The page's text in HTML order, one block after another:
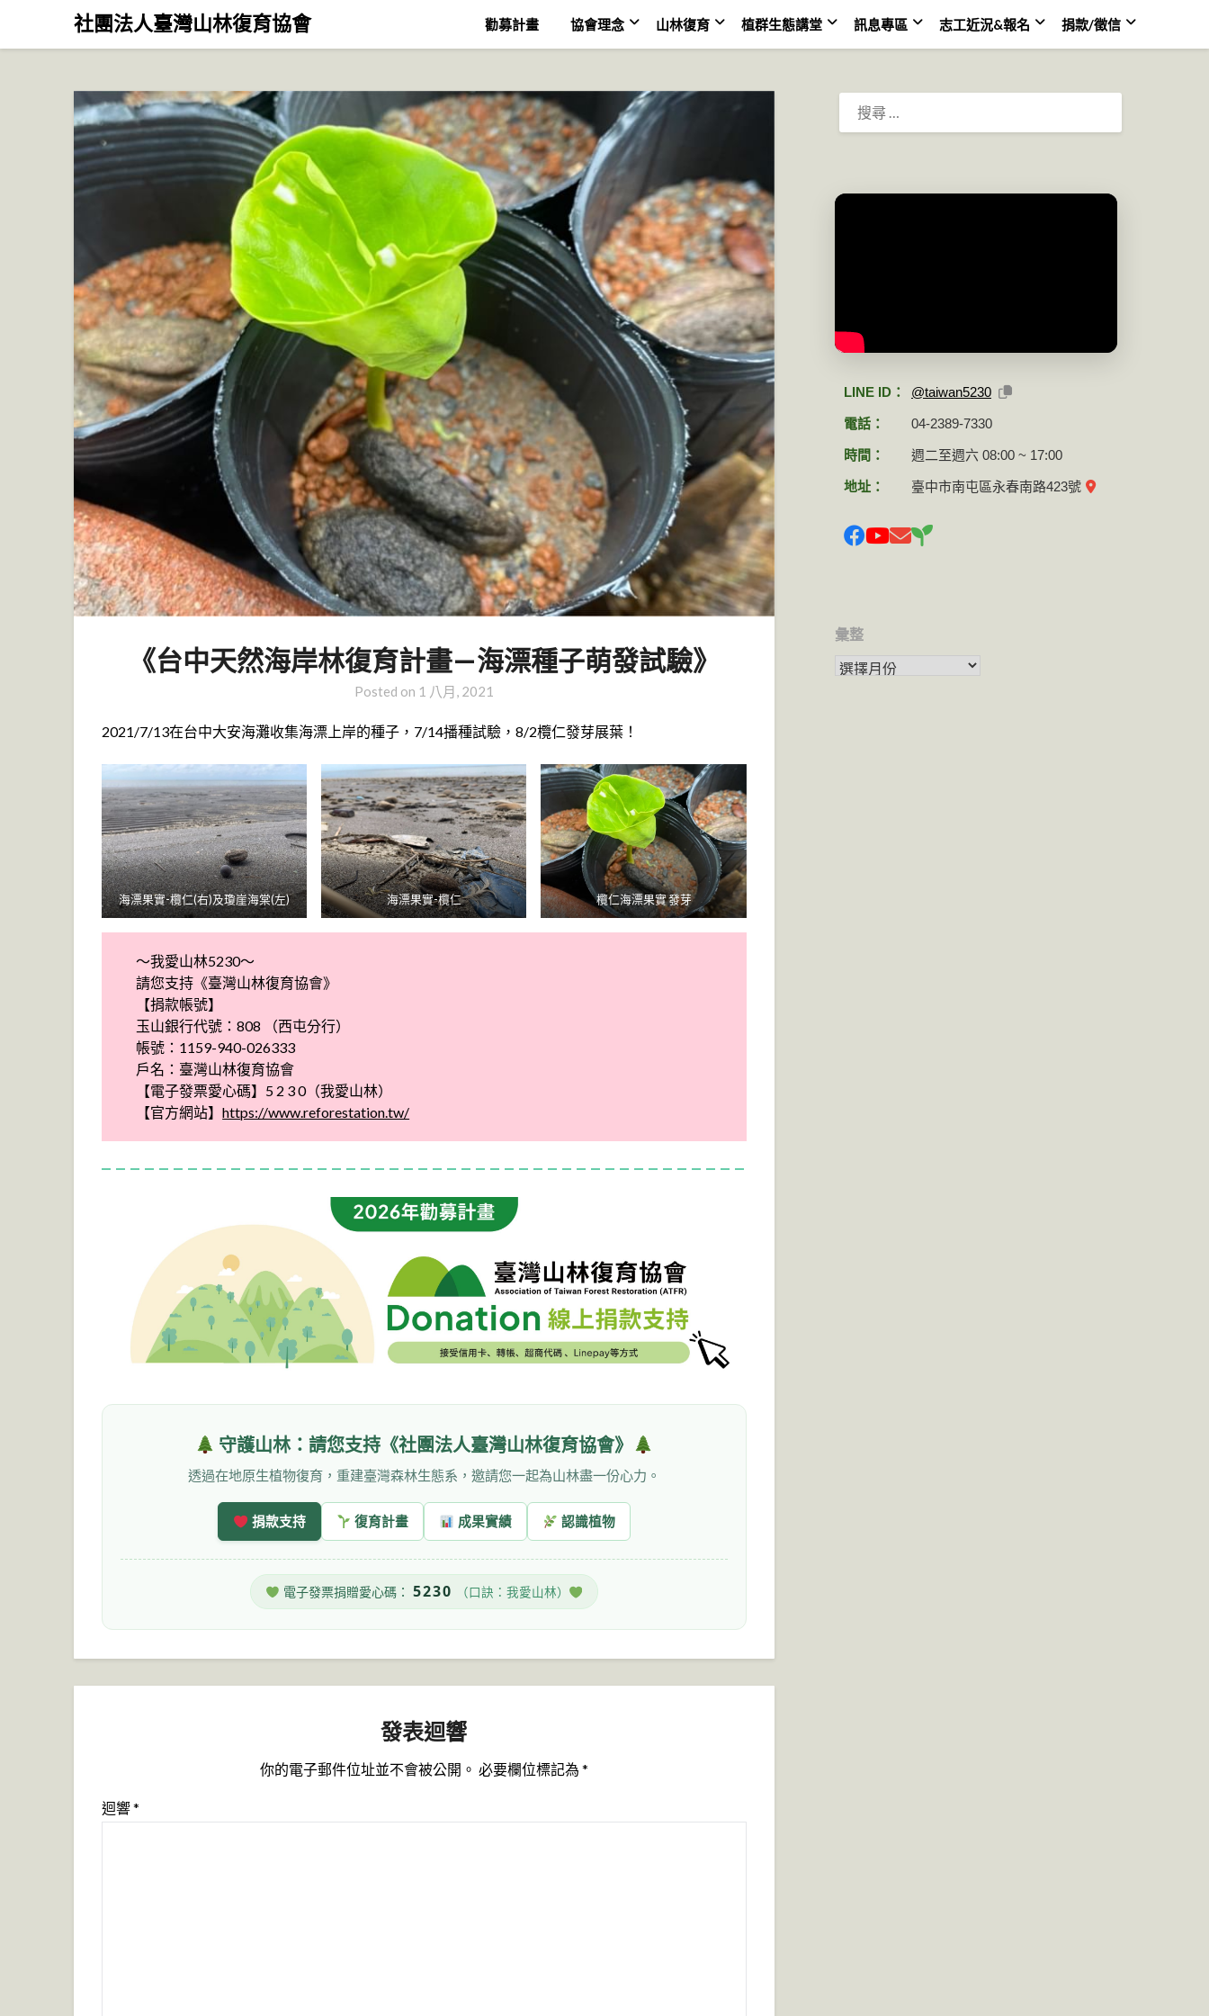
社團法人臺灣山林復育協會 勸募計畫 協會理念 山林復育 植群生態講堂 訊息專區 志工近況&報名 捐款/徵信
《台中天然海岸林復育計畫—海漂種子萌發試驗》
Posted on 1 八月, 2021
2021/7/13在台中大安海灘收集海漂上岸的種子，7/14播種試驗，8/2欖仁發芽展葉！
海漂果實-欖仁(右)及瓊崖海棠(左) 海漂果實-欖仁 欖仁海漂果實 發芽
～我愛山林5230～
請您支持《臺灣山林復育協會》
【捐款帳號】
玉山銀行代號：808 （西屯分行）
帳號：1159-940-026333
戶名：臺灣山林復育協會
【電子發票愛心碼】5 2 3 0（我愛山林）
【官方網站】https://www.reforestation.tw/
守護山林：請您支持《社團法人臺灣山林復育協會》
透過在地原生植物復育，重建臺灣森林生態系，邀請您一起為山林盡一份心力。
捐款支持 復育計畫 成果實績 認識植物
電子發票捐贈愛心碼： 5230 （口訣：我愛山林）
發表迴響
你的電子郵件位址並不會被公開。 必要欄位標記為 *
迴響*
搜
尋：
LINE ID： @taiwan5230
電話： 04-2389-7330
時間： 週二至週六 08:00 ~ 17:00
地址： 臺中市南屯區永春南路423號
彙整
彙整